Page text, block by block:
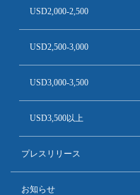
USD2,000-2,500
USD2,500-3,000
USD3,000-3,500
USD3,500以上
プレスリリース
お知らせ